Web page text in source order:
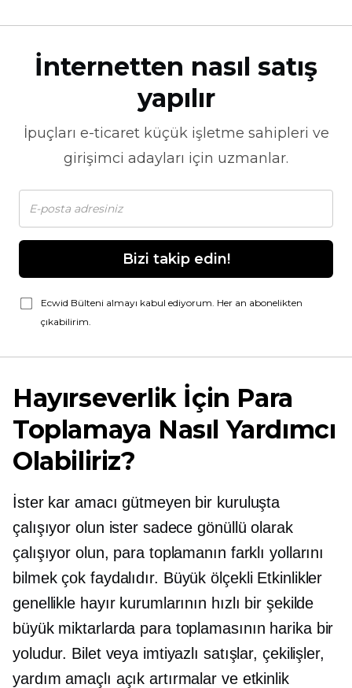
İnternetten nasıl satış
yapılır
İpuçları e-ticaretküçük işletme sahipleri ve
girişimci adayları için uzmanlar.
Bizi takip edin!
Ecwid Bülteni almayı kabul ediyorum. Her an abonelikten
çıkabilirim.
Hayırseverlik İçin Para
Toplamaya Nasıl Yardımcı
Olabiliriz?
İster kar amacı gütmeyen bir kuruluşta
çalışıyor olun ister sadece gönüllü olarak
çalışıyor olun, para toplamanın farklı yollarını
bilmek çok faydalıdır. Büyük ölçekliEtkinlikler
genellikle hayır kurumlarının hızlı bir şekilde
büyük miktarlarda para toplamasının harika bir
yoludur. Bilet veya imtiyazlı satışlar, çekilişler,
yardım amaçlı açık artırmalar ve etkinlik